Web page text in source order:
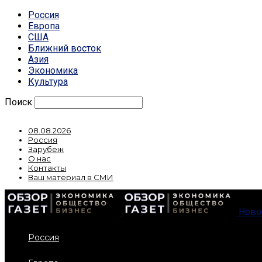
Россия
Европа
США
Ближний восток
Азия
Экономика
Культура
Поиск
08.08.2026
Россия
Зарубеж
О нас
Контакты
Ваш материал в СМИ
Россия